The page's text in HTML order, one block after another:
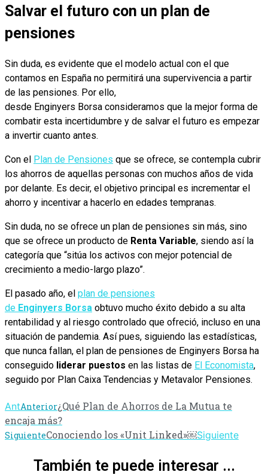
Salvar el futuro con un plan de
pensiones
Sin duda, es evidente que el modelo actual con el que
contamos en España no permitirá una supervivencia a partir
de las pensiones. Por ello,
desde Enginyers Borsa consideramos que la mejor forma de
combatir esta incertidumbre y de salvar el futuro es empezar
a invertir cuanto antes.
Con el Plan de Pensiones que se ofrece, se contempla cubrir
los ahorros de aquellas personas con muchos años de vida
por delante. Es decir, el objetivo principal es incrementar el
ahorro y incentivar a hacerlo en edades tempranas.
Sin duda, no se ofrece un plan de pensiones sin más, sino
que se ofrece un producto de Renta Variable, siendo así la
categoría que “sitúa los activos con mejor potencial de
crecimiento a medio-largo plazo”.
El pasado año, el plan de pensiones
de Enginyers Borsa obtuvo mucho éxito debido a su alta
rentabilidad y al riesgo controlado que ofreció, incluso en una
situación de pandemia. Así pues, siguiendo las estadísticas,
que nunca fallan, el plan de pensiones de Enginyers Borsa ha
conseguido liderar puestos en las listas de El Economista,
seguido por Plan Caixa Tendencias y Metavalor Pensiones.
AntAnterior¿Qué Plan de Ahorros de La Mutua te
encaja más?
SiguienteConociendo los «Unit Linked»￼Siguiente
También te puede interesar ...